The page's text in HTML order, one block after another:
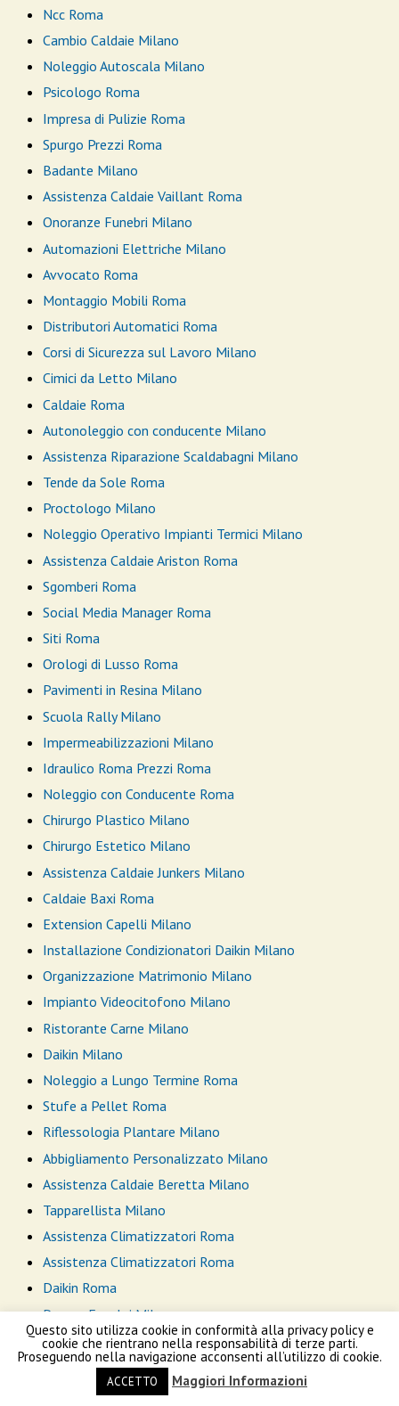
Ncc Roma
Cambio Caldaie Milano
Noleggio Autoscala Milano
Psicologo Roma
Impresa di Pulizie Roma
Spurgo Prezzi Roma
Badante Milano
Assistenza Caldaie Vaillant Roma
Onoranze Funebri Milano
Automazioni Elettriche Milano
Avvocato Roma
Montaggio Mobili Roma
Distributori Automatici Roma
Corsi di Sicurezza sul Lavoro Milano
Cimici da Letto Milano
Caldaie Roma
Autonoleggio con conducente Milano
Assistenza Riparazione Scaldabagni Milano
Tende da Sole Roma
Proctologo Milano
Noleggio Operativo Impianti Termici Milano
Assistenza Caldaie Ariston Roma
Sgomberi Roma
Social Media Manager Roma
Siti Roma
Orologi di Lusso Roma
Pavimenti in Resina Milano
Scuola Rally Milano
Impermeabilizzazioni Milano
Idraulico Roma Prezzi Roma
Noleggio con Conducente Roma
Chirurgo Plastico Milano
Chirurgo Estetico Milano
Assistenza Caldaie Junkers Milano
Caldaie Baxi Roma
Extension Capelli Milano
Installazione Condizionatori Daikin Milano
Organizzazione Matrimonio Milano
Impianto Videocitofono Milano
Ristorante Carne Milano
Daikin Milano
Noleggio a Lungo Termine Roma
Stufe a Pellet Roma
Riflessologia Plantare Milano
Abbigliamento Personalizzato Milano
Assistenza Caldaie Beretta Milano
Tapparellista Milano
Assistenza Climatizzatori Roma
Assistenza Climatizzatori Roma
Daikin Roma
Pompe Funebri Milano
Arredare Casa Roma
Infissi Roma
Disinfestazioni Roma
Questo sito utilizza cookie in conformità alla privacy policy e
cookie che rientrano nella responsabilità di terze parti.
Proseguendo nella navigazione acconsenti all’utilizzo di cookie.
ACCETTO Maggiori Informazioni